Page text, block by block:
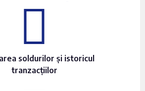
soldurilor și istoricul
tranzacțiilor